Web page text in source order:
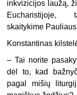
inkvizicijos laužą,
skaitykime
Konstantinas
– Tai norite
dėl to, kad
pagal mišių